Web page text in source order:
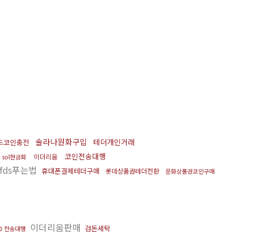
코인충전 솔라나원화구입 테더개인거래
sol현금화 이더리움 코인전송대행
푸는법 휴대폰결제테더구매 롯데상품권테더전환
문화상품권코인구매
전송대행 이더리움판매 검돈세탁